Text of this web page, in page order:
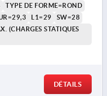
TYPE DE FORME=ROND
L1=29
SW=28
(CHARGES STATIQUES
DÉTAILS